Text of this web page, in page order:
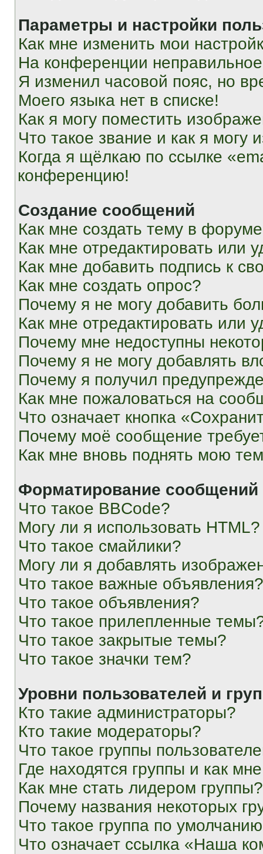
Параметры и настройки
Как мне изменить мои
На конференции
Я изменил часовой пояс, но
Моего языка нет в списке!
Как я могу поместить
Что такое звание и как я могу
Когда я щёлкаю по ссылке
конференцию!
Создание сообщений
Как мне создать тему в
Как мне отредактировать или
Как мне добавить подпись к
Как мне создать опрос?
Почему я не могу добавить
Как мне отредактировать или
Почему мне недоступны
Почему я не могу добавлять
Почему я получил
Как мне пожаловаться на
Что означает кнопка
Почему моё сообщение
Как мне вновь поднять мою
Форматирование
Что такое BBCode?
Могу ли я использовать HTML?
Что такое смайлики?
Могу ли я добавлять
Что такое важные объявления?
Что такое объявления?
Что такое прилепленные
Что такое закрытые темы?
Что такое значки тем?
Уровни пользователей и
Кто такие администраторы?
Кто такие модераторы?
Что такое группы
Где находятся группы и как
Как мне стать лидером группы?
Почему названия некоторых
Что такое группа по
Что означает ссылка «Наша